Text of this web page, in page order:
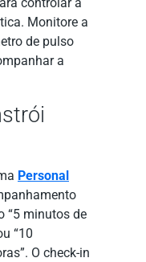
Monitore a
de pulso
a
Personal
“5 minutos de
“10
O check-in